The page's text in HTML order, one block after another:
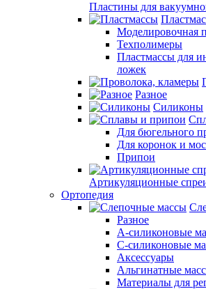
Пластины для
Моделировочная
Техполимеры
Пластмассы для
ложек
Разное
Силиконы
Для бюгельного
Для коронок и
Припои
Артикуляционные
Ортопедия
Разное
А-силиконовые
С-силиконовые
Аксессуары
Альгинатные
Материалы для